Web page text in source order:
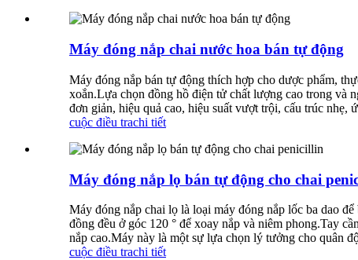
Máy đóng nắp chai nước hoa bán tự động
Máy đóng nắp bán tự động thích hợp cho dược phẩm,
xoắn.Lựa chọn đồng hồ điện tử chất lượng cao trong và
đơn giản, hiệu quả cao, hiệu suất vượt trội, cấu trúc nhẹ,
cuộc điều trachi tiết
Máy đóng nắp lọ bán tự động cho chai
Máy đóng nắp chai lọ là loại máy đóng nắp lốc ba dao
đồng đều ở góc 120 ° để xoay nắp và niêm phong.Tay
nắp cao.Máy này là một sự lựa chọn lý tưởng cho quân
cuộc điều trachi tiết